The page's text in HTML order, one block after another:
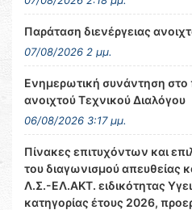
Παράταση διενέργειας
07/08/2026 2 μμ.
Ενημερωτική συνάντηση στο
ανοιχτού Τεχνικού Διαλόγου
06/08/2026 3:17 μμ.
Πίνακες επιτυχόντων και
του διαγωνισμού απευθείας
Λ.Σ.-ΕΛ.ΑΚΤ. ειδικότητας
κατηγορίας έτους 2026,